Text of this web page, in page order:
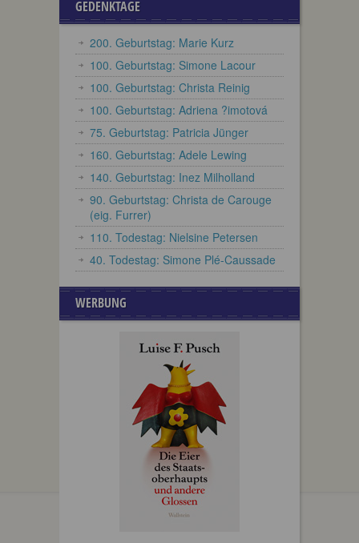
GEDENKTAGE
200. Geburtstag: Marie Kurz
100. Geburtstag: Simone Lacour
100. Geburtstag: Christa Reinig
100. Geburtstag: Adriena ?imotová
75. Geburtstag: Patricia Jünger
160. Geburtstag: Adele Lewing
140. Geburtstag: Inez Milholland
90. Geburtstag: Christa de Carouge
(eig. Furrer)
110. Todestag: Nielsine Petersen
40. Todestag: Simone Plé-Caussade
WERBUNG